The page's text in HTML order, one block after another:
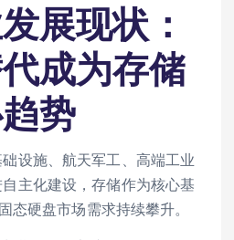
展现状：
成为存储
势
设施、航天军工、高端工业
主化建设，存储作为核心基
态硬盘市场需求持续攀升。